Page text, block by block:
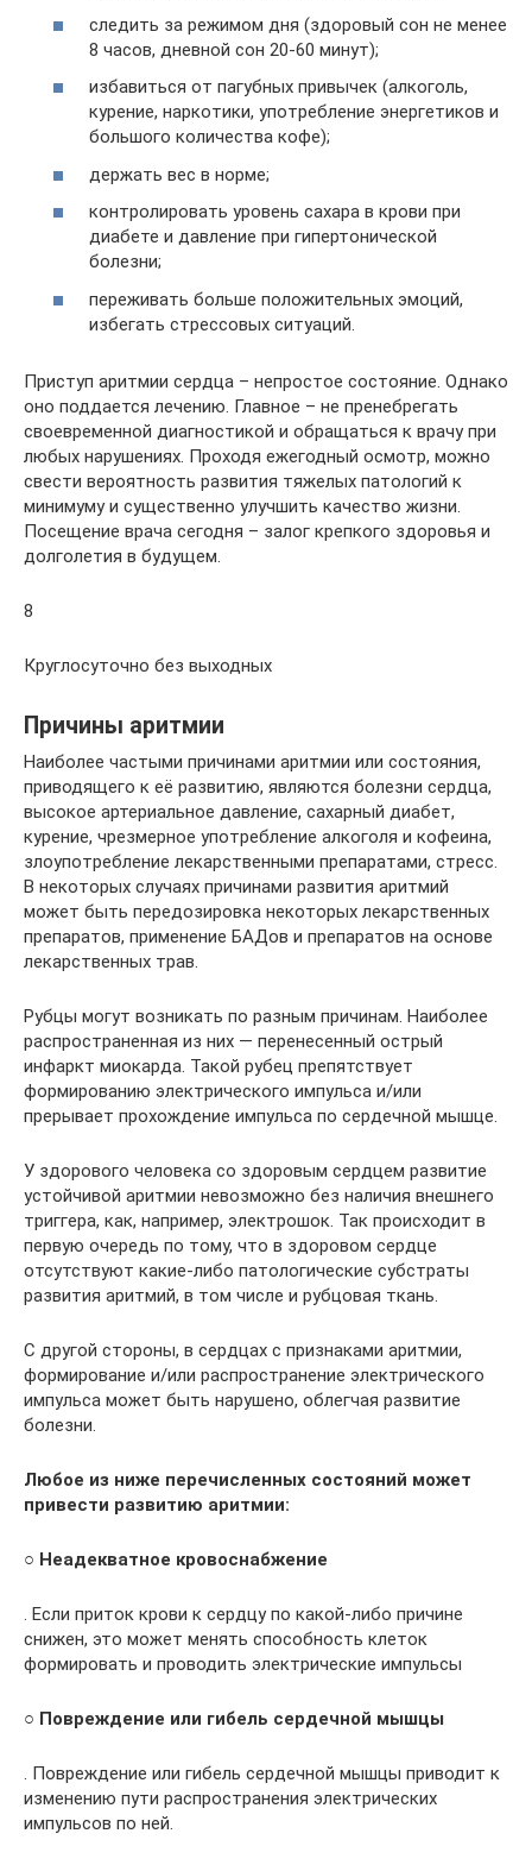
следить за режимом дня (здоровый сон не менее
8 часов, дневной сон 20-60 минут);
избавиться от пагубных привычек (алкоголь,
курение, наркотики, употребление энергетиков и
большого количества кофе);
держать вес в норме;
контролировать уровень сахара в крови при
диабете и давление при гипертонической
болезни;
переживать больше положительных эмоций,
избегать стрессовых ситуаций.
Приступ аритмии сердца – непростое состояние. Однако
оно поддается лечению. Главное – не пренебрегать
своевременной диагностикой и обращаться к врачу при
любых нарушениях. Проходя ежегодный осмотр, можно
свести вероятность развития тяжелых патологий к
минимуму и существенно улучшить качество жизни.
Посещение врача сегодня – залог крепкого здоровья и
долголетия в будущем.
8
Круглосуточно без выходных
Причины аритмии
Наиболее частыми причинами аритмии или состояния,
приводящего к её развитию, являются болезни сердца,
высокое артериальное давление, сахарный диабет,
курение, чрезмерное употребление алкоголя и кофеина,
злоупотребление лекарственными препаратами, стресс.
В некоторых случаях причинами развития аритмий
может быть передозировка некоторых лекарственных
препаратов, применение БАДов и препаратов на основе
лекарственных трав.
Рубцы могут возникать по разным причинам. Наиболее
распространенная из них — перенесенный острый
инфаркт миокарда. Такой рубец препятствует
формированию электрического импульса и/или
прерывает прохождение импульса по сердечной мышце.
У здорового человека со здоровым сердцем развитие
устойчивой аритмии невозможно без наличия внешнего
триггера, как, например, электрошок. Так происходит в
первую очередь по тому, что в здоровом сердце
отсутствуют какие-либо патологические субстраты
развития аритмий, в том числе и рубцовая ткань.
С другой стороны, в сердцах с признаками аритмии,
формирование и/или распространение электрического
импульса может быть нарушено, облегчая развитие
болезни.
Любое из ниже перечисленных состояний может
привести развитию аритмии:
○ Неадекватное кровоснабжение
. Если приток крови к сердцу по какой-либо причине
снижен, это может менять способность клеток
формировать и проводить электрические импульсы
○ Повреждение или гибель сердечной мышцы
. Повреждение или гибель сердечной мышцы приводит к
изменению пути распространения электрических
импульсов по ней.